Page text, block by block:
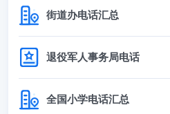
街道办电话汇总
退役军人事务局电话
全国小学电话汇总